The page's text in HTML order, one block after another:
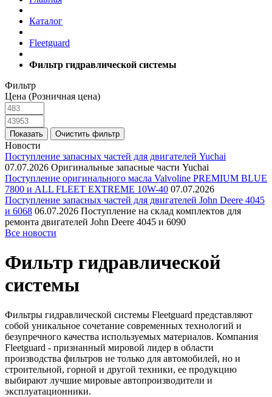
Каталог
Fleetguard
Фильтр гидравлической системы
Фильтр
Цена (Розничная цена)
Новости
Поступление запасных частей для двигателей Yuchai
07.07.2026 Оригинальные запасные части Yuchai
Поступление оригинального масла Valvoline PREMIUM BLUE
7800 и ALL FLEET EXTREME 10W-40 07.07.2026
Поступление запасных частей для двигателей John Deere 4045
и 6068 06.07.2026 Поступление на склад комплектов для
ремонта двигателей John Deere 4045 и 6090
Все новости
Фильтр гидравлической
системы
Фильтры гидравлической системы Fleetguard представляют
собой уникальное сочетание современных технологий и
безупречного качества используемых материалов. Компания
Fleetguard - признанный мировой лидер в области
производства фильтров не только для автомобилей, но и
строительной, горной и другой техники, ее продукцию
выбирают лучшие мировые автопроизводители и
эксплуатационники.